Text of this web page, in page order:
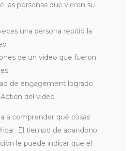
las personas que vieron su
una persona repitió la
de un video que fueron
de engagement logrado
Action del video
a comprender qué cosas
El tiempo de abandono
le puede indicar que el